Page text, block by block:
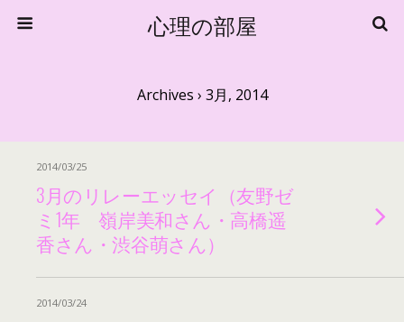
心理の部屋
Archives › 3月, 2014
2014/03/25
3月のリレーエッセイ（友野ゼ
ミ1年 嶺岸美和さん・高橋遥
香さん・渋谷萌さん）
2014/03/24